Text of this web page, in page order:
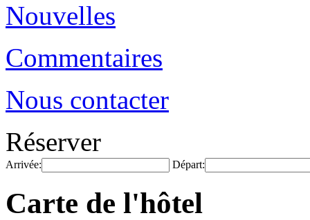
Nouvelles
Commentaires
Nous contacter
Réserver
Arrivée: Départ:
Carte de l'hôtel